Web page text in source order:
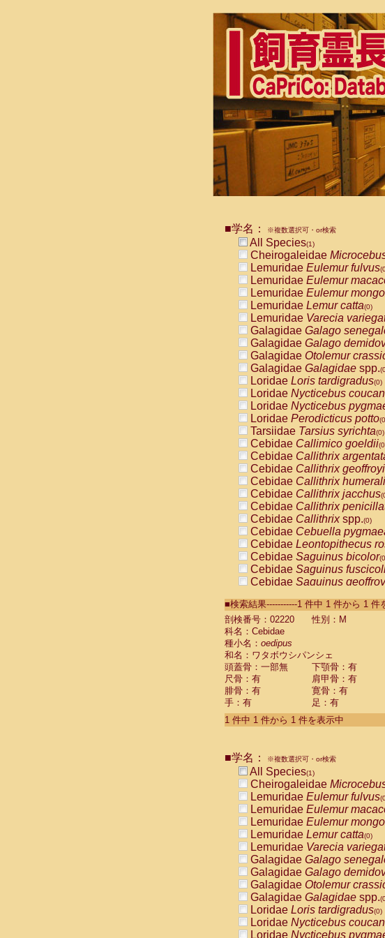
■学名： ※複数選択可・or検索
All Species(1)
Cheirogaleidae
Lemuridae Eulemur fulvus
Lemuridae Eulemur
Lemuridae Eulemur
Lemuridae Lemur catta(0)
Lemuridae Varecia
Galagidae Galago
Galagidae Galago
Galagidae Otolemur
Galagidae Galagidae spp.
Loridae Loris tardigradus(0)
Loridae Nycticebus
Loridae Nycticebus
Loridae Perodicticus potto
Tarsiidae Tarsius syrichta(0)
Cebidae Callimico goeldii
Cebidae Callithrix
Cebidae Callithrix geoffroyi
Cebidae Callithrix
Cebidae Callithrix jacchus
Cebidae Callithrix
Cebidae Callithrixspp.(0)
Cebidae Cebuella
Cebidae Leontopithecus
Cebidae Saguinus bicolor
Cebidae Saguinus
Cebidae Saguinus
CebidaeSaguinus labiatus
Cebidae Saguinus leucopus
Cebidae
Cebidae
CebidaeSaguinus
Cebidae Saguinus oedipus
Cebidae Saguinus weddelli
Cebidae Saguinusspp.
Cebidae Aotus trivirgatus
Cebidae Cebus albifrons
CebidaeCebus nigrivittatus
CebidaeCebus
CebidaeSaimiri
CebidaeSaimiri sciureus(0)
AtelidaeAlouatta caraya(0)
AtelidaeAlouatta fusca(0)
AtelidaeAlouatta seniculus
AtelidaeAlouattaspp.(0)
AtelidaeAteles belzebuth(0)
AtelidaeAteles geoffroyi(0)
AtelidaeAteles paniscus(0)
AtelidaeAtelesspp.(0)
Atelidae Lagothrix
AtelidaeLagothrix
PitheciidaeCacajao
■検索結果-----------1 件中 1 件から 1 件
剖検番号：02220
性別：M
科名：Cebidae
種小名： oedipus
和名：ワタボウシパンシェ
頭蓋骨：一部無
下顎骨：有
尺骨：有
肩甲骨：有
腓骨：有
寛骨：有
手：有
足：有
1 件中 1 件から 1 件を表示中
■学名： ※複数選択可・or検索
All Species(1)
Cheirogaleidae
Lemuridae Eulemur fulvus
Lemuridae Eulemur
Lemuridae Eulemur
Lemuridae Lemur catta(0)
Lemuridae Varecia
Galagidae Galago
Galagidae Galago
Galagidae Otolemur
Galagidae Galagidae spp.
Loridae Loris tardigradus(0)
Loridae Nycticebus
Loridae Nycticebus